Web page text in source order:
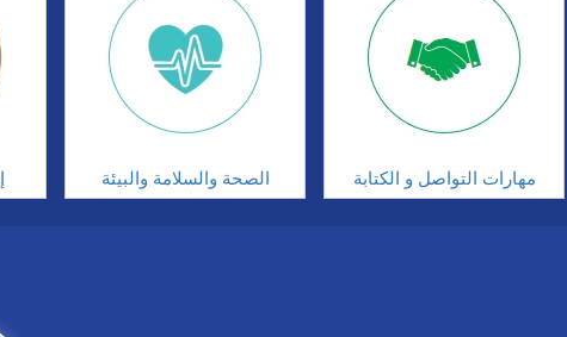
الصحة والسلامة والبيئة مهارات التواصل و الكتابة